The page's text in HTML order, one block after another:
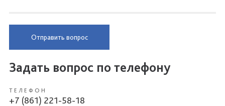
Отправить вопрос
Задать вопрос по телефону
ТЕЛЕФОН
+7 (861) 221-58-18